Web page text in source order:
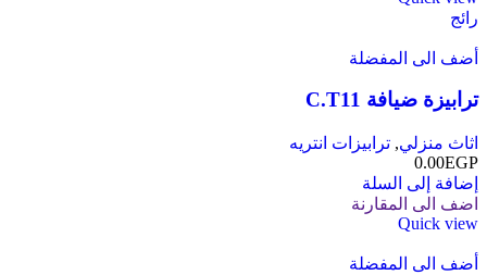
رائج
أضف الى المفضلة
ترابيزة ضيافة C.T11
اثاث منزلي, ترابيزات انتريه
0.00EGP
إضافة إلى السلة
اضف الى المقارنة
Quick view
أضف الى المفضلة